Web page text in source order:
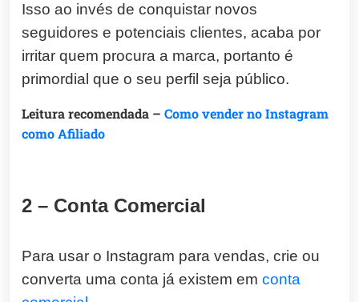
Isso ao invés de conquistar novos
seguidores e potenciais clientes, acaba por
irritar quem procura a marca, portanto é
primordial que o seu perfil seja público.
Leitura recomendada – Como vender no Instagram
como Afiliado
2 – Conta Comercial
Para usar o Instagram para vendas, crie ou
converta uma conta já existem em conta